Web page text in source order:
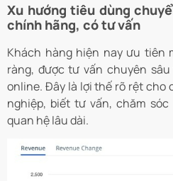
Xu hướng tiêu dùng
chính hãng, có tư vấn
Khách hàng hiện nay ưu tiên
ràng, được tư vấn chuyên
online. Đây là lợi thế rõ rệt cho
nghiệp, biết tư vấn, chăm
quan hệ lâu dài.